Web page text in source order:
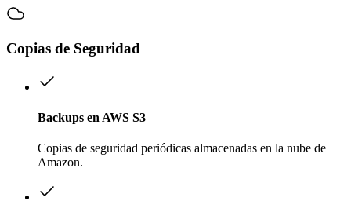
Copias de Seguridad
Backups en AWS S3
Copias de seguridad periódicas almacenadas en la nube de
Amazon.